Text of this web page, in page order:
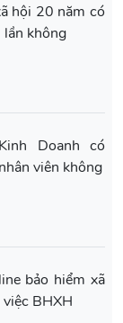
hội 20 năm có
không
Doanh có
viên không
bảo hiểm xã
BHXH